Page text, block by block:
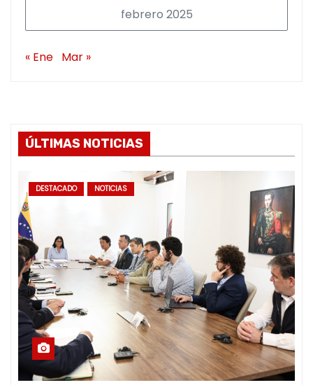
febrero 2025
« Ene Mar »
ÚLTIMAS NOTICIAS
DESTACADO NOTICIAS